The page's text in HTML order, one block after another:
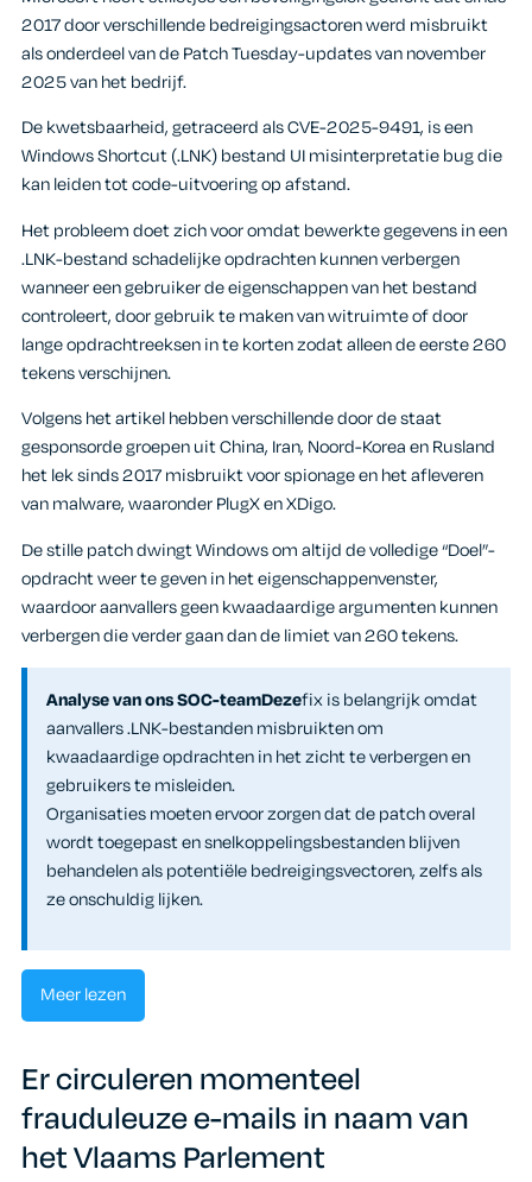
2017 door verschillende bedreigingsactoren werd misbruikt
als onderdeel van de Patch Tuesday-updates van november
2025 van het bedrijf.
De kwetsbaarheid, getraceerd als CVE-2025-9491, is een
Windows Shortcut (.LNK) bestand UI misinterpretatie bug die
kan leiden tot code-uitvoering op afstand.
Het probleem doet zich voor omdat bewerkte gegevens in een
.LNK-bestand schadelijke opdrachten kunnen verbergen
wanneer een gebruiker de eigenschappen van het bestand
controleert, door gebruik te maken van witruimte of door
lange opdrachtreeksen in te korten zodat alleen de eerste 260
tekens verschijnen.
Volgens het artikel hebben verschillende door de staat
gesponsorde groepen uit China, Iran, Noord-Korea en Rusland
het lek sinds 2017 misbruikt voor spionage en het afleveren
van malware, waaronder PlugX en XDigo.
De stille patch dwingt Windows om altijd de volledige “Doel”-
opdracht weer te geven in het eigenschappenvenster,
waardoor aanvallers geen kwaadaardige argumenten kunnen
verbergen die verder gaan dan de limiet van 260 tekens.
Analyse van ons SOC-teamDezefix is belangrijk omdat
aanvallers .LNK-bestanden misbruikten om
kwaadaardige opdrachten in het zicht te verbergen en
gebruikers te misleiden.
Organisaties moeten ervoor zorgen dat de patch overal
wordt toegepast en snelkoppelingsbestanden blijven
behandelen als potentiële bedreigingsvectoren, zelfs als
ze onschuldig lijken.
Meer lezen
Er circuleren momenteel
frauduleuze e-mails in naam van
het Vlaams Parlement